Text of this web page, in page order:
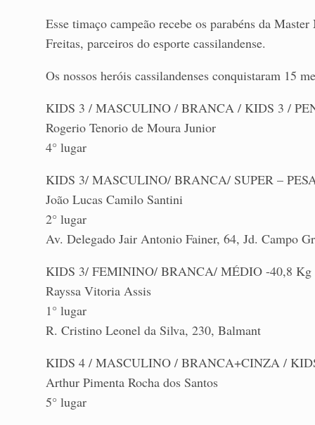
Esse timaço campeão recebe os parabéns da
Freitas, parceiros do esporte cassilandense.
Os nossos heróis cassilandenses conquistaram 15
KIDS 3 / MASCULINO / BRANCA / KIDS 3 /
Rogerio Tenorio de Moura Junior
4° lugar
KIDS 3/ MASCULINO/ BRANCA/ SUPER –
João Lucas Camilo Santini
2° lugar
Av. Delegado Jair Antonio Fainer, 64, Jd. Campo
KIDS 3/ FEMININO/ BRANCA/ MÉDIO -40,8 Kg
Rayssa Vitoria Assis
1° lugar
R. Cristino Leonel da Silva, 230, Balmant
KIDS 4 / MASCULINO / BRANCA+CINZA /
Arthur Pimenta Rocha dos Santos
5° lugar